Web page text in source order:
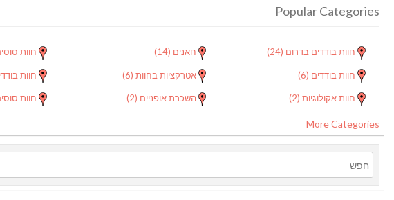
Popular Categories
חוות בודדים בדרום (24) חאנים (14) חוות
חוות בודדים (6) אטרקציות בחוות (6) חוות
חוות אקולוגיות (2) השכרת אופניים (2) חוות
More Categories